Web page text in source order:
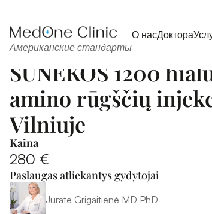
Американские стандарты
О насДоктора
SUNEKOS 1200
amino rūgščių
Vilniuje
Kaina
280 €
Paslaugas atliekantys gydytojai
Jūratė Grigaitienė MD PhD